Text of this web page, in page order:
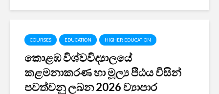
COURSES EDUCATION HIGHER EDUCATION
කොළඹ විශ්වවිද්‍යාලයේ
කළමනාකරණ හා මූල්‍ය පීඨය විසින්
පවත්වනු ලබන 2026 ව්‍යාපාර